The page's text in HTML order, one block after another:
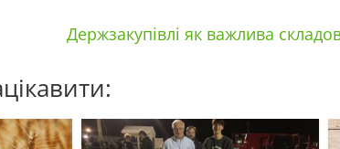
Держзакупівлі як важлива